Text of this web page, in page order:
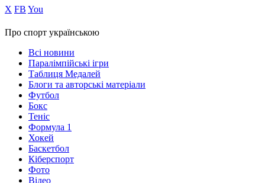
Х FB You
Про спорт українською
Всі новини
Паралімпійські ігри
Таблиця Медалей
Блоги та авторські матеріали
Футбол
Бокс
Теніс
Формула 1
Хокей
Баскетбол
Кіберспорт
Фото
Відео